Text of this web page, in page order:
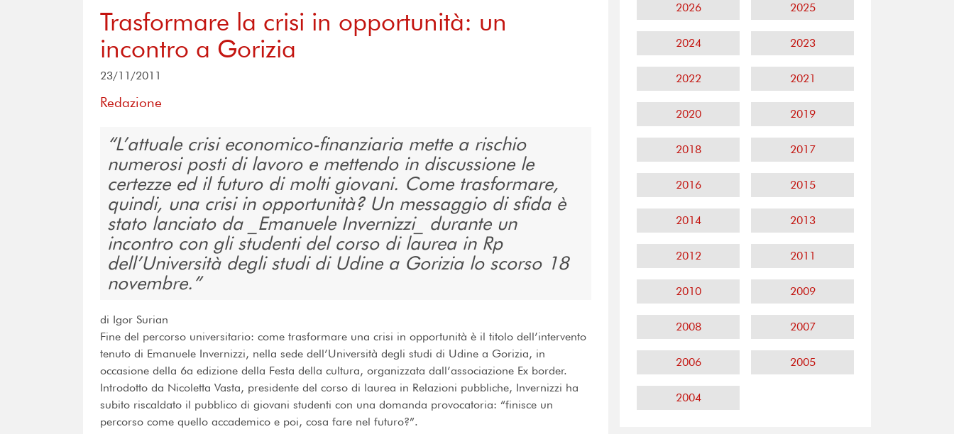
Trasformare la crisi in opportunità: un
incontro a Gorizia
23/11/2011
Redazione
L’attuale crisi economico-finanziaria mette a rischio
numerosi posti di lavoro e mettendo in discussione le
certezze ed il futuro di molti giovani. Come trasformare,
quindi, una crisi in opportunità? Un messaggio di sfida è
stato lanciato da _Emanuele Invernizzi_ durante un
incontro con gli studenti del corso di laurea in Rp
dell’Università degli studi di Udine a Gorizia lo scorso 18
novembre.
di Igor Surian
Fine del percorso universitario: come trasformare una crisi in opportunità è il titolo dell’intervento
tenuto di Emanuele Invernizzi, nella sede dell’Università degli studi di Udine a Gorizia, in
occasione della 6a edizione della Festa della cultura, organizzata dall’associazione Ex border.
Introdotto da Nicoletta Vasta, presidente del corso di laurea in Relazioni pubbliche, Invernizzi ha
subito riscaldato il pubblico di giovani studenti con una domanda provocatoria: “finisce un
percorso come quello accademico e poi, cosa fare nel futuro?”.
2026 2025
2024 2023
2022 2021
2020 2019
2018 2017
2016 2015
2014 2013
2012 2011
2010 2009
2008 2007
2006 2005
2004